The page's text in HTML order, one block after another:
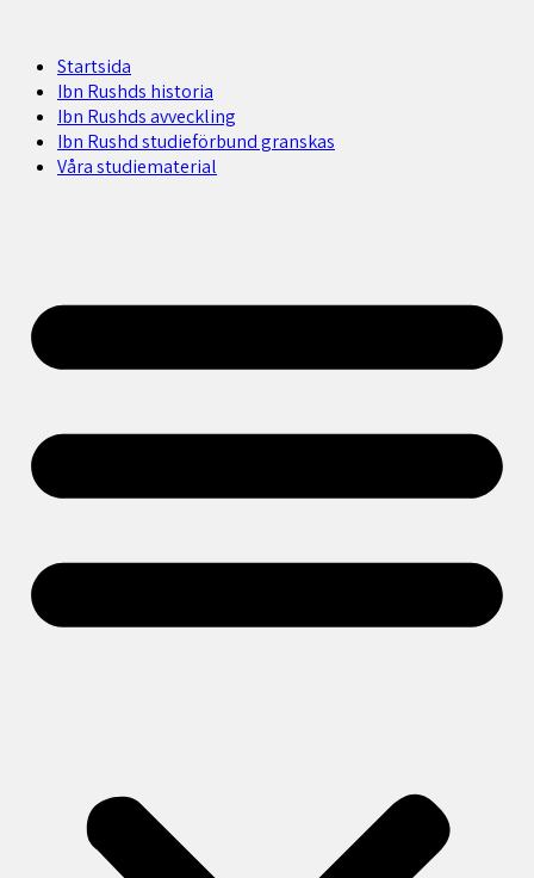
Startsida
Ibn Rushds historia
Ibn Rushds avveckling
Ibn Rushd studieförbund granskas​
Våra studiematerial